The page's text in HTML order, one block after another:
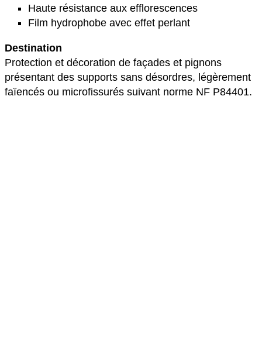
Haute résistance aux efflorescences
Film hydrophobe avec effet perlant
Destination
Protection et décoration de façades et pignons
présentant des supports sans désordres, légèrement
faïencés ou microfissurés suivant norme NF P84401.